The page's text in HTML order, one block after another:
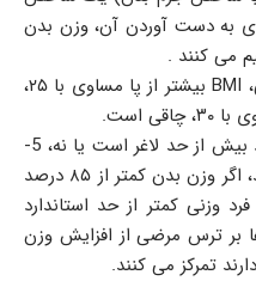
به دست آوردن آن، وزن بدن
می کنند .
طبق تعریف سازمان بهداشت جهانی، BMI بیشتر از پا مساوی با ۲۵،
برای قضاوت در مورد این که آیا فرد بیش از حد لاغر است یا نه، 5-
DSM معیارهای عینی تعیین می کند، اگر وزن بدن کمتر از ۸۵ درصد
وزنی کمتر از حد استاندارد
بر ترس مرضی از افزایش وزن
تمرکز می کنند.